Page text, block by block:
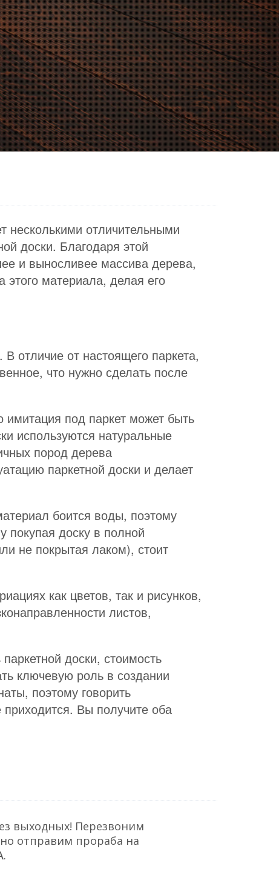
несколькими отличительными
доски. Благодаря этой
и выносливее массива дерева,
материала, делая его
отличие от настоящего паркета,
что нужно сделать после
под паркет может быть
используются натуральные
пород дерева
паркетной доски и делает
боится воды, поэтому
покупая доску в полной
не покрытая лаком), стоит
как цветов, так и рисунков,
листов,
доски, стоимость
ключевую роль в создании
поэтому говорить
Вы получите оба
выходных! Перезвоним
отправим прораба на
.